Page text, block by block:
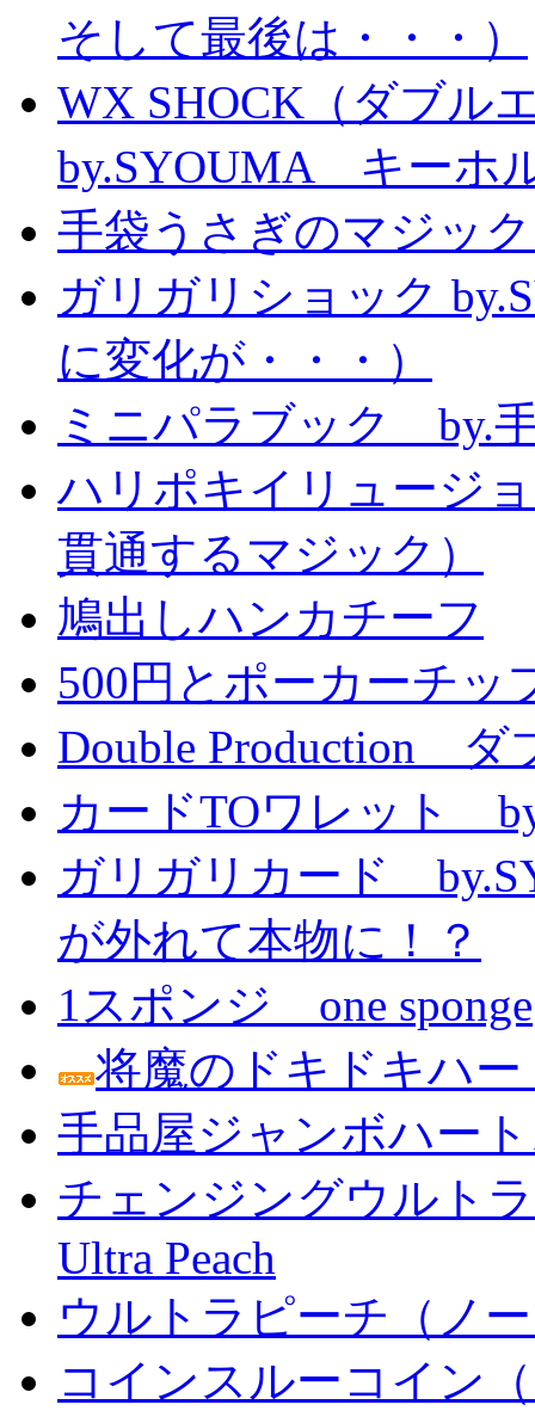
そして最後は・・・）
WX SHOCK（ダブル
by.SYOUMA キーホ
手袋うさぎのマジッ
ガリガリショック
に変化が・・・）
ミニパラブック by.
ハリポキイリュージ
貫通するマジック）
鳩出しハンカチーフ
500円とポーカーチッ
Double Production ダ
カードTOワレット
ガリガリカード
が外れて本物に！？
1スポンジ one sponge
将魔のドキドキハ
手品屋ジャンボハー
チェンジングウルト
Ultra Peach
ウルトラピーチ（ノ
コインスルーコイン